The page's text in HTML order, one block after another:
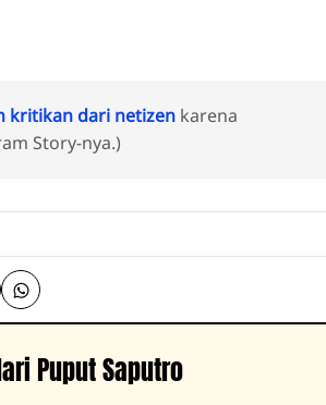
kritikan dari netizen karena
Story-nya.)
Puput Saputro